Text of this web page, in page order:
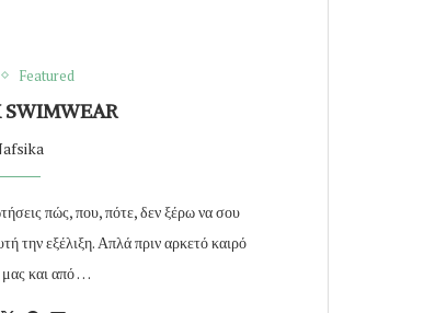
Featured
πώς, που, πότε, δεν ξέρω να σου
την εξέλιξη. Απλά πριν αρκετό καιρό
μας και από …